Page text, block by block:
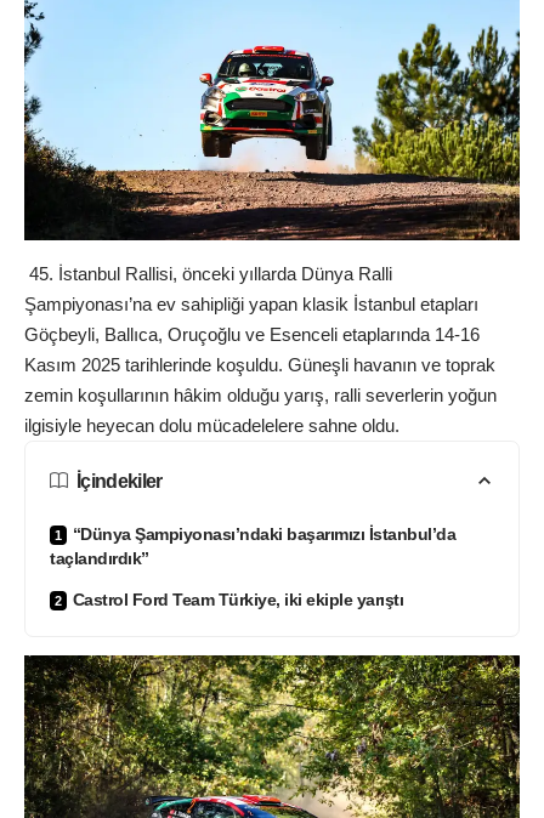
45. İstanbul Rallisi, önceki yıllarda Dünya Ralli
Şampiyonası’na ev sahipliği yapan klasik İstanbul etapları
Göçbeyli, Ballıca, Oruçoğlu ve Esenceli etaplarında 14-16
Kasım 2025 tarihlerinde koşuldu. Güneşli havanın ve toprak
zemin koşullarının hâkim olduğu yarış, ralli severlerin yoğun
ilgisiyle heyecan dolu mücadelelere sahne oldu.
İçindekiler
“Dünya Şampiyonası’ndaki başarımızı İstanbul’da
taçlandırdık”
Castrol Ford Team Türkiye, iki ekiple yarıştı